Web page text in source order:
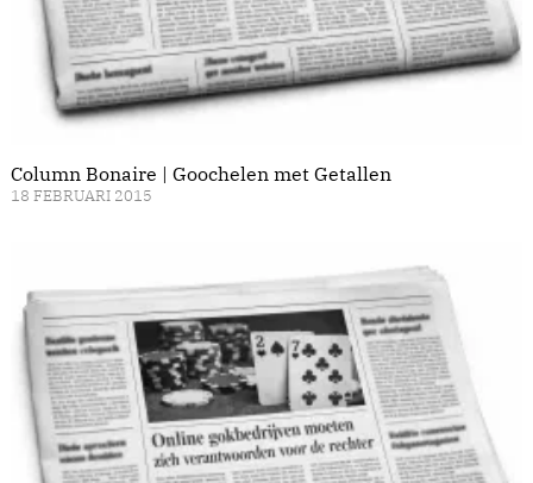
Column Bonaire | Goochelen met Getallen
18 FEBRUARI 2015